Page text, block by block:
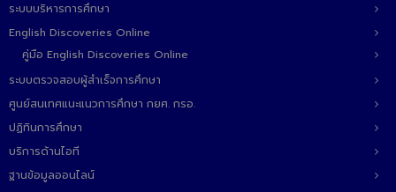
- โครงการบริหารจัดการพื้นที่ 10 ไร่ ด้านหลังโรงสีข้าว
สวนดุสิต จังหวัดปราจีนบุรี
- โครงการส่งเสริมการปลูกกล้วยเล็บมือนางฯ
- ผลงาน/รางวัล
- SDU Zero Waste
ระบบบริหารการศึกษา
English Discoveries Online
คู่มือ English Discoveries Online
ระบบตรวจสอบผู้สำเร็จการศึกษา
ศูนย์สนเทศแนะแนวการศึกษา กยศ. กรอ.
ปฏิทินการศึกษา
บริการด้านไอที
ฐานข้อมูลออนไลน์